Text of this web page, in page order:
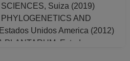
Suiza (2019)
AND
Unidos America (2012)
PLANTARUM, Estados